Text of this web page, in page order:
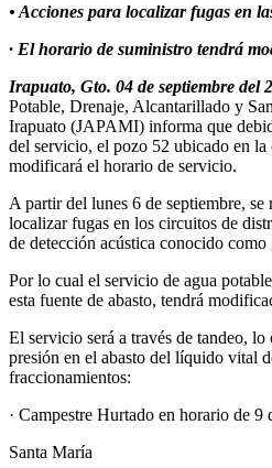
• Acciones para localizar fugas en
· El horario de suministro tendrá
Irapuato, Gto. 04 de septiembre del
Potable, Drenaje, Alcantarillado y
Irapuato (JAPAMI) informa que
del servicio, el pozo 52 ubicado en
modificará el horario de servicio.
A partir del lunes 6 de septiembre, se
localizar fugas en los circuitos de
de detección acústica conocido como
Por lo cual el servicio de agua
esta fuente de abasto, tendrá
El servicio será a través de tandeo,
presión en el abasto del líquido vital
fraccionamientos:
· Campestre Hurtado en horario de 9
Santa María